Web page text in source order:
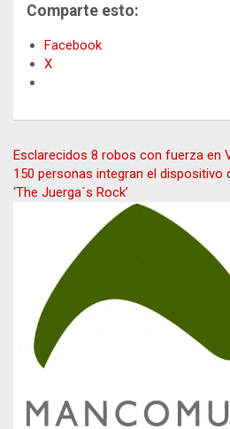
Comparte esto:
Facebook
X
Navegación
de
Esclarecidos 8 robos con fuerza en
150 personas integran el dispositivo
‘The Juerga´s Rock’